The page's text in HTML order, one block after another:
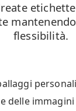
flessibilità.
delle immagini